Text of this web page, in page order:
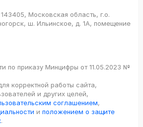
143405, Московская область, г.о.
ш. Ильинское, д. 1А, помещение
по приказу Минцифры от 11.05.2023 №
корректной работы сайта,
и других целей,
соглашением,
и положением о защите
.